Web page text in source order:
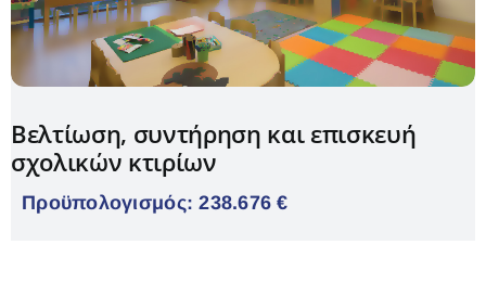
Βελτίωση, συντήρηση και επισκευή
σχολικών κτιρίων
Προϋπολογισμός: 238.676 €